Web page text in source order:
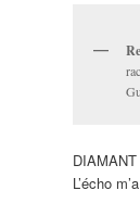
L’écho